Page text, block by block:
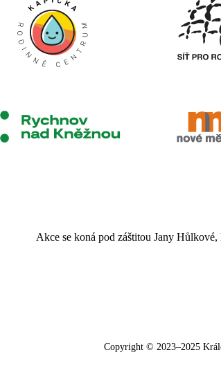
Akce se koná pod záštitou Jany
Copyright © 2023–2025